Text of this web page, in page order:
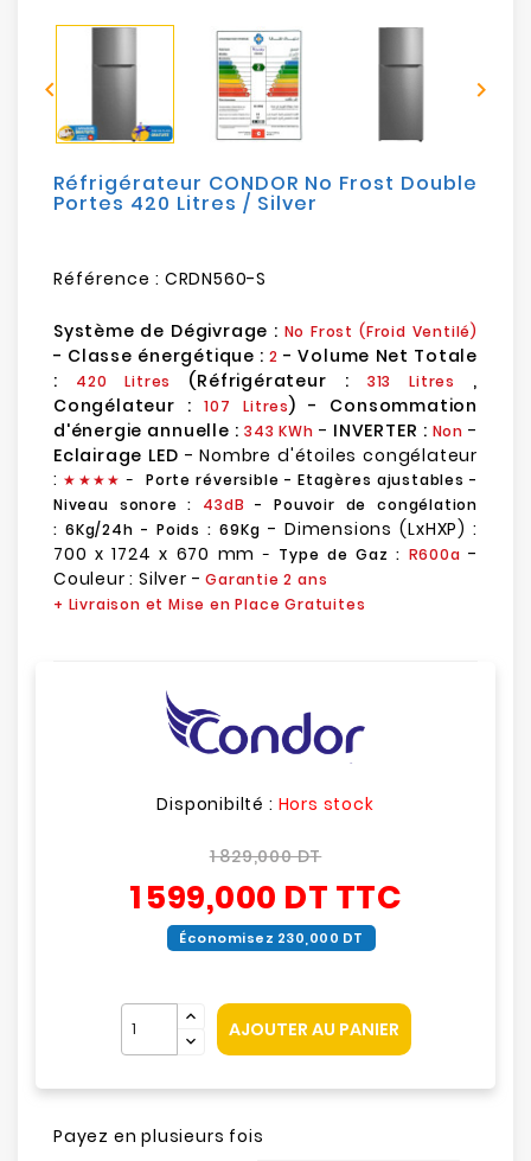
Sécurité
Mobilités
Loisirs
 
Réfrigérateur CONDOR No Frost Double
Portes 420 Litres / Silver
Référence : CRDN560-S
Système de Dégivrage : No Frost (Froid Ventilé)
- Classe énergétique : 2 - Volume Net Totale
:
420 Litres (Réfrigérateur : 313 Litres
,
Congélateur : 107 Litres) - Consommation
d'énergie annuelle : 343 KWh- INVERTER : Non-
Eclairage LED - Nombre d'étoiles congélateur
: ★ ★★★ -
Porte réversible - Etagères ajustables -
Niveau sonore : 43dB- Pouvoir de congélation
: 6Kg/24h - Poids : 69Kg - Dimensions (LxHXP) :
700 x 1724 x 670 mm- Type de Gaz : R600a -
Couleur : Silver -Garantie 2 ans
+ Livraison et Mise en Place Gratuites
Disponibilté : Hors stock
1 829,000 DT
1 599,000 DT TTC
Économisez 230,000 DT
AJOUTER AU PANIER
Payez en plusieurs fois